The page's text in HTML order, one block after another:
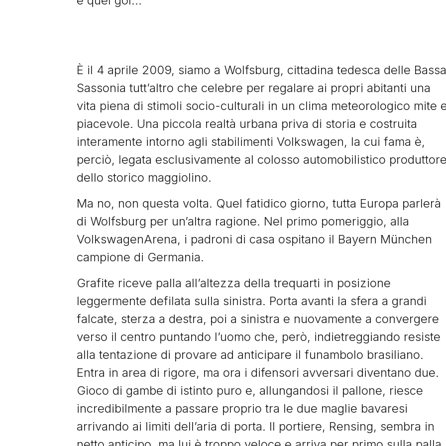
È il 4 aprile 2009, siamo a Wolfsburg, cittadina tedesca delle Bassa
Sassonia tutt’altro che celebre per regalare ai propri abitanti una
vita piena di stimoli socio-culturali in un clima meteorologico mite
piacevole. Una piccola realtà urbana priva di storia e costruita
interamente intorno agli stabilimenti Volkswagen, la cui fama è,
perciò, legata esclusivamente al colosso automobilistico produttore
dello storico maggiolino.
Ma no, non questa volta. Quel fatidico giorno, tutta Europa parlerà
di Wolfsburg per un’altra ragione. Nel primo pomeriggio, alla
VolkswagenArena, i padroni di casa ospitano il Bayern München
campione di Germania.
Grafite riceve palla all’altezza della trequarti in posizione
leggermente defilata sulla sinistra. Porta avanti la sfera a grandi
falcate, sterza a destra, poi a sinistra e nuovamente a convergere
verso il centro puntando l’uomo che, però, indietreggiando resiste
alla tentazione di provare ad anticipare il funambolo brasiliano.
Entra in area di rigore, ma ora i difensori avversari diventano due.
Gioco di gambe di istinto puro e, allungandosi il pallone, riesce
incredibilmente a passare proprio tra le due maglie bavaresi
arrivando ai limiti dell’aria di porta. Il portiere, Rensing, sembra in